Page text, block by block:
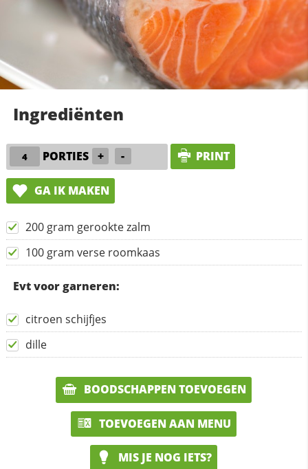
Ingrediënten
PORTIES + - PRINT
GA IK MAKEN
200 gram gerookte zalm
100 gram verse roomkaas
Evt voor garneren:
citroen schijfjes
dille
BOODSCHAPPEN TOEVOEGEN
TOEVOEGEN AAN MENU
MIS JE NOG IETS?